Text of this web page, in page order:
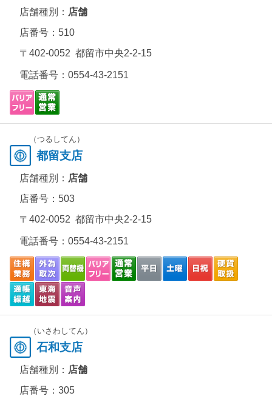
店舗種別： 店舗
店番号：510
〒402-0052 都留市中央2-2-15
電話番号： 0554-43-2151
（つるしてん）
都留支店
店舗種別： 店舗
店番号：503
〒402-0052 都留市中央2-2-15
電話番号： 0554-43-2151
（いさわしてん）
石和支店
店舗種別： 店舗
店番号：305